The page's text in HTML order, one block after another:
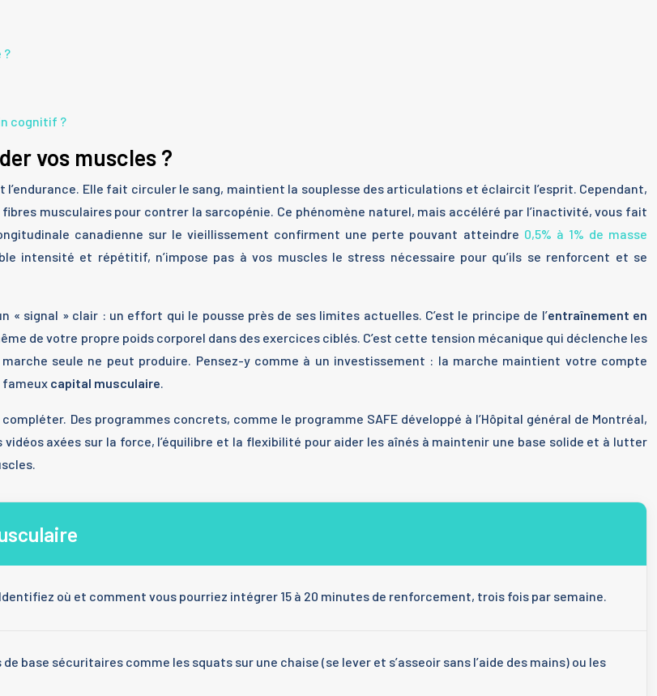
?
cognitif ?
vos muscles ?
Elle fait circuler le sang, maintient la souplesse des articulations et éclaircit l’esprit. Cependant,
musculaires pour contrer la sarcopénie. Ce phénomène naturel, mais accéléré par l’inactivité, vous fait
canadienne sur le vieillissement confirment une perte pouvant atteindre 0,5% à 1% de masse
intensité et répétitif, n’impose pas à vos muscles le stress nécessaire pour qu’ils se renforcent et se
« signal » clair : un effort qui le pousse près de ses limites actuelles. C’est le principe de l’entraînement en
de votre propre poids corporel dans des exercices ciblés. C’est cette tension mécanique qui déclenche les
seule ne peut produire. Pensez-y comme à un investissement : la marche maintient votre compte
capital musculaire.
Des programmes concrets, comme le programme SAFE développé à l’Hôpital général de Montréal,
axées sur la force, l’équilibre et la flexibilité pour aider les aînés à maintenir une base solide et à lutter
où et comment vous pourriez intégrer 15 à 20 minutes de renforcement, trois fois par semaine.
base sécuritaires comme les squats sur une chaise (se lever et s’asseoir sans l’aide des mains) ou les